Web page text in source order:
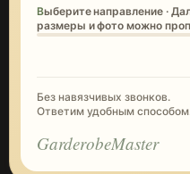
Выберите направление · Дальше 5 коротких вопросов ·
размеры и фото можно
Без навязчивых звонков.
Ответим удобным
GarderobeMaster